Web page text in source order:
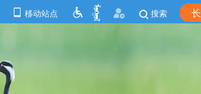
移动站点 搜索